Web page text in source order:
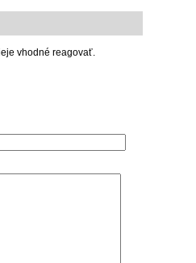
vhodné reagovať.